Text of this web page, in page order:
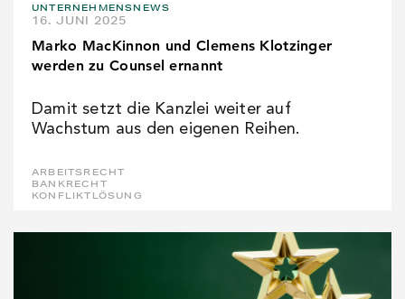
UNTERNEHMENSNEWS
16. JUNI 2025
Marko MacKinnon und Clemens Klotzinger
werden zu Counsel ernannt
Damit setzt die Kanzlei weiter auf
Wachstum aus den eigenen Reihen.
ARBEITSRECHT
BANKRECHT
KONFLIKTLÖSUNG